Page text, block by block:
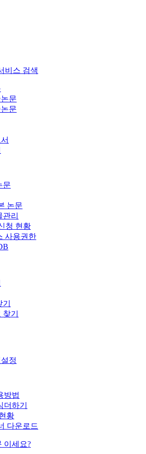
비스 검색
문
문
문
논문
리
청 현황
사용권한
기
정
방법
더하기
황
다운로드
이세요?